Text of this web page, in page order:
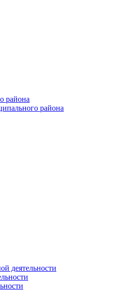
района
района
деятельности